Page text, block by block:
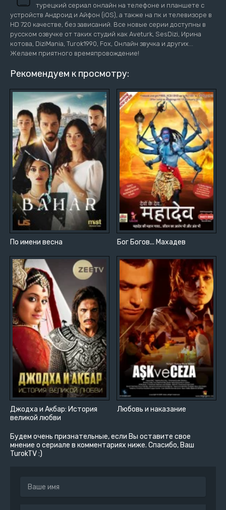
турецкий сериал онлайн на телефоне и планшете с
устройств Андроид и Айфон (iOS), а также на пк и телевизоре в
HD 720 качестве, без зависаний. Все новые серии доступны в
русском озвучке от таких студий как Aveturk, SesDizi, Ирина
котова, DiziMania, Turok1990, Fox, Онлайн звучка и других...
Желаем приятного времяпровождение!
Рекомендуем к просмотру:
По имени весна Бог Богов... Махадев
Джодха и Акбар: История
великой любви
Любовь и наказание
Будем очень признательные, если Вы оставите свое
мнение о сериале в комментариях ниже. Спасибо, Ваш
TurokTV :)